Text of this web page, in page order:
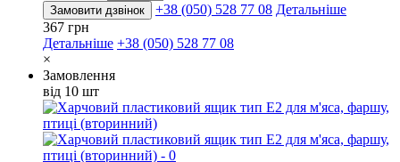
Замовити дзвінок +38 (050) 528 77 08 Детальніше
367 грн
Детальніше +38 (050) 528 77 08
×
Замовлення
від 10 шт